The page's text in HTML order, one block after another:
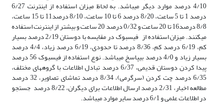
4/10 درصد موارد دیگر می­باشد. به لحاظ میزان استفاده از اینترنت 6/27
درصد 1 تا 5 ساعت، 8/20 درصد 6 تا 10 ساعت، 8/10 درصد11 تا 15 ساعت،
8/8 درصد16 تا 20 ساعت و 0/32 درصد 20 ساعت و بیشتر از اینترنت استفاده
می­کنند. میزان استفاده از فیس­بوک در مقایسه با دوستان 2/19 درصد بسیار
کم، 6/19 درصد کم، 8/36 درصد تا حدودی، 6/19 درصد زیاد، 4/4 درصد
بسیار زیاد و 4/0 درصد بی­پاسخ می­باشد. نوع استفاده از فیس­بوک 56 درصد
پیدا کردن دوستان قدیمی، 6/37 درصد تبادل اطلاعات با گروه­های مختلف،
6/35 درصد چت کردن (سرگرمی)، 8/34 درصد تماشای تصاویر، 32 درصد
مطالعه اخبار، 2/31 درصد ارسال اطلاعات برای دیگران، 8/22 درصد جستجو
در اطلاعات علمی و 6/1 درصد سایر موارد می­باشد.